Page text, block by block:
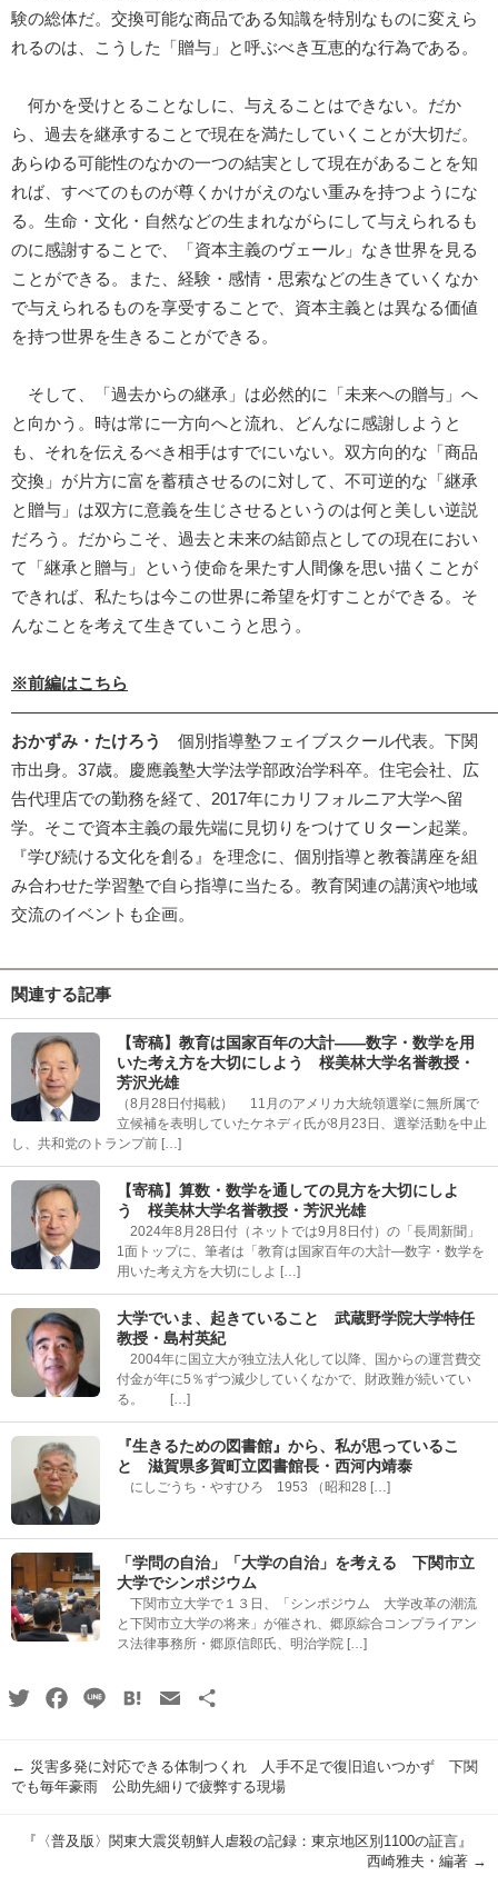
験の総体だ。交換可能な商品である知識を特別なものに変えら
れるのは、こうした「贈与」と呼ぶべき互恵的な行為である。
何かを受けとることなしに、与えることはできない。だか
ら、過去を継承することで現在を満たしていくことが大切だ。
あらゆる可能性のなかの一つの結実として現在があることを知
れば、すべてのものが尊くかけがえのない重みを持つようにな
る。生命・文化・自然などの生まれながらにして与えられるも
のに感謝することで、「資本主義のヴェール」なき世界を見る
ことができる。また、経験・感情・思索などの生きていくなか
で与えられるものを享受することで、資本主義とは異なる価値
を持つ世界を生きることができる。
そして、「過去からの継承」は必然的に「未来への贈与」へ
と向かう。時は常に一方向へと流れ、どんなに感謝しようと
も、それを伝えるべき相手はすでにいない。双方向的な「商品
交換」が片方に富を蓄積させるのに対して、不可逆的な「継承
と贈与」は双方に意義を生じさせるというのは何と美しい逆説
だろう。だからこそ、過去と未来の結節点としての現在におい
て「継承と贈与」という使命を果たす人間像を思い描くことが
できれば、私たちは今この世界に希望を灯すことができる。そ
んなことを考えて生きていこうと思う。
※前編はこちら
おかずみ・たけろう
個別指導塾フェイブスクール代表。下関
市出身。37歳。慶應義塾大学法学部政治学科卒。住宅会社、広
告代理店での勤務を経て、2017年にカリフォルニア大学へ留
学。そこで資本主義の最先端に見切りをつけてＵターン起業。
『学び続ける文化を創る』を理念に、個別指導と教養講座を組
み合わせた学習塾で自ら指導に当たる。教育関連の講演や地域
交流のイベントも企画。
関連する記事
【寄稿】教育は国家百年の大計――数字・数学を用
いた考え方を大切にしよう 桜美林大学名誉教授・
芳沢光雄
（8月28日付掲載） 11月のアメリカ大統領選挙に無所属で
立候補を表明していたケネディ氏が8月23日、選挙活動を中止
し、共和党のトランプ前 […]
【寄稿】算数・数学を通しての見方を大切にしよ
う 桜美林大学名誉教授・芳沢光雄
2024年8月28日付（ネットでは9月8日付）の「長周新聞」
1面トップに、筆者は「教育は国家百年の大計―数字・数学を
用いた考え方を大切にしよ […]
大学でいま、起きていること 武蔵野学院大学特任
教授・島村英紀
2004年に国立大が独立法人化して以降、国からの運営費交
付金が年に5％ずつ減少していくなかで、財政難が続いてい
る。 […]
『生きるための図書館』から、私が思っているこ
と 滋賀県多賀町立図書館長・西河内靖泰
にしごうち・やすひろ 1953 （昭和28 […]
「学問の自治」「大学の自治」を考える 下関市立
大学でシンポジウム
下関市立大学で１３日、「シンポジウム 大学改革の潮流
と下関市立大学の将来」が催され、郷原綜合コンプライアン
ス法律事務所・郷原信郎氏、明治学院 […]
TwitterFacebook
Line HatenaEmail
← 災害多発に対応できる体制つくれ 人手不足で復旧追いつかず 下関
でも毎年豪雨 公助先細りで疲弊する現場
『〈普及版〉関東大震災朝鮮人虐殺の記録：東京地区別1100の証言』
西崎雅夫・編著 →